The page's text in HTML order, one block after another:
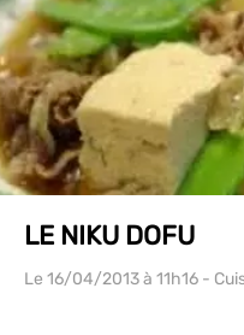
LE NIKU DOFU
Le 16/04/2013à 11h16 -